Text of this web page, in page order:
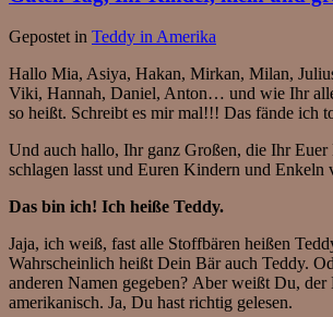
Gepostet in Teddy in Amerika
Hallo Mia, Asiya, Hakan, Mirkan, Milan,
Viki, Hannah, Daniel, Anton… und wie Ihr
so heißt. Schreibt es mir mal!!! Das fände ich
Und auch hallo, Ihr ganz Großen, die Ihr
schlagen lasst und Euren Kindern und Enkeln
Das bin ich! Ich heiße Teddy.
Jaja, ich weiß, fast alle Stoffbären heißen
Wahrscheinlich heißt Dein Bär auch Teddy.
anderen Namen gegeben? Aber weißt Du, der
amerikanisch. Ja, Du hast richtig gelesen.